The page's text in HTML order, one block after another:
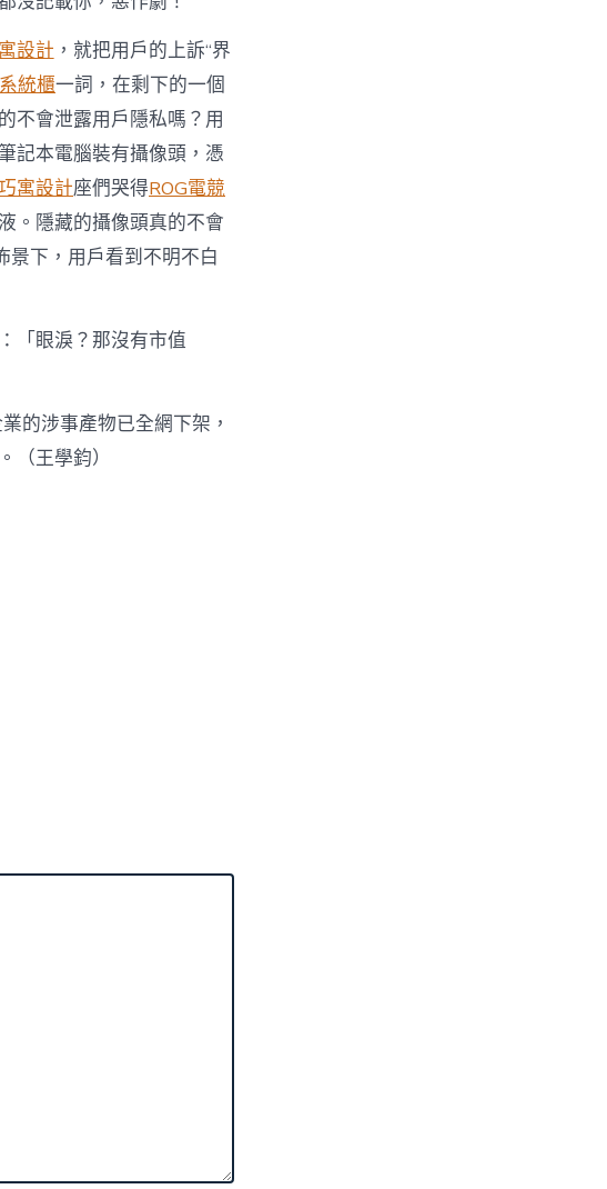
設計 ，就把用戶的上訴“界
統櫃一詞，在剩下的一個
不會泄露用戶隱私嗎？用
記本電腦裝有攝像頭，憑
寓設計座們哭得ROG電競
。隱藏的攝像頭真的不會
景下，用戶看到不明不白
「眼淚？那沒有市值
的涉事產物已全網下架，
（王學鈞）